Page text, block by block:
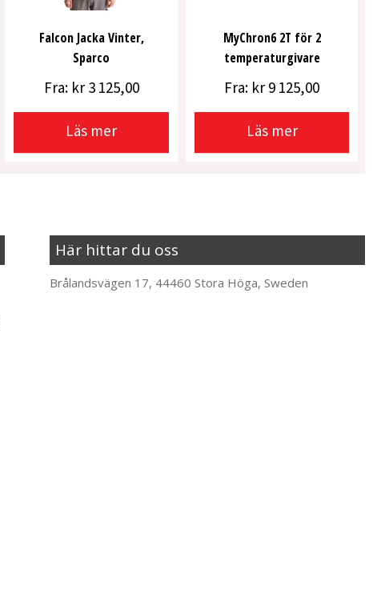
Falcon Jacka Vinter,
Sparco
Fra: kr3 125,00
Läs mer
MyChron6 2T för 2
temperaturgivare
Fra: kr 9 125,00
Läs mer
Här hittar du oss
Brålandsvägen 17, 44460 Stora Höga, Sweden